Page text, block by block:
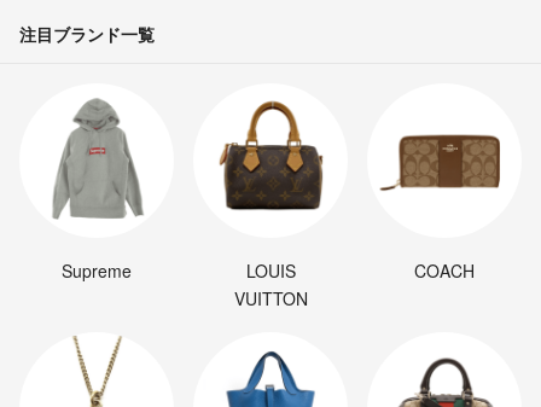
注目ブランド一覧
Supreme
LOUIS
VUITTON
COACH